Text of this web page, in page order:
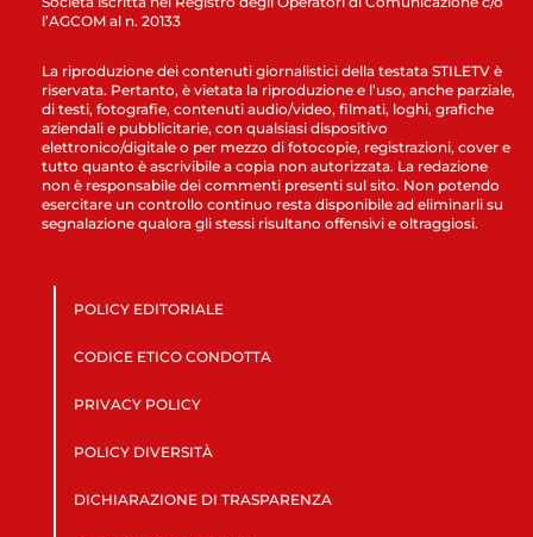
l’AGCOM al n. 20133
La riproduzione dei contenuti giornalistici della testata STILETV è
riservata. Pertanto, è vietata la riproduzione e l’uso, anche parziale,
di testi, fotografie, contenuti audio/video, filmati, loghi, grafiche
aziendali e pubblicitarie, con qualsiasi dispositivo
elettronico/digitale o per mezzo di fotocopie, registrazioni, cover e
tutto quanto è ascrivibile a copia non autorizzata. La redazione
non è responsabile dei commenti presenti sul sito. Non potendo
esercitare un controllo continuo resta disponibile ad eliminarli su
segnalazione qualora gli stessi risultano offensivi e oltraggiosi.
POLICY EDITORIALE
CODICE ETICO CONDOTTA
PRIVACY POLICY
POLICY DIVERSITÀ
DICHIARAZIONE DI TRASPARENZA